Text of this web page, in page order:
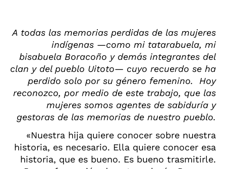
A todas las memorias perdidas de las mujeres
indígenas —como mi tatarabuela, mi
bisabuela Boracoño y demás integrantes del
clan y del pueblo Uitoto— cuyo recuerdo se ha
perdido solo por su género femenino.
Hoy
reconozco, por medio de este trabajo, que las
mujeres somos agentes de sabiduría y
gestoras de las memorias de nuestro pueblo.
«Nuestra hija quiere conocer sobre nuestra
historia, es necesario. Ella quiere conocer esa
historia, que es bueno. Es bueno trasmitirle.